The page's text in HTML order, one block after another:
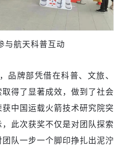
与航天科普互动
品牌部凭借在科普、文旅、
得了显著成效，做到了社会
中国运载火箭技术研究院突
此次获奖不仅是对团队探索
队一步一个脚印挣扎出泥泞